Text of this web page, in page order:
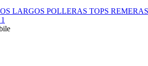
LARGOS POLLERAS TOPS REMERAS